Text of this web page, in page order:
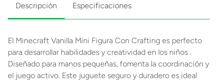
Descripción Especificaciones
El Minecraft Vanilla Mini Figura Con Crafting es perfecto
para desarrollar habilidades y creatividad en los niños .
Diseñado para manos pequeñas, fomenta la coordinación y
el juego activo. Este juguete seguro y duradero es ideal